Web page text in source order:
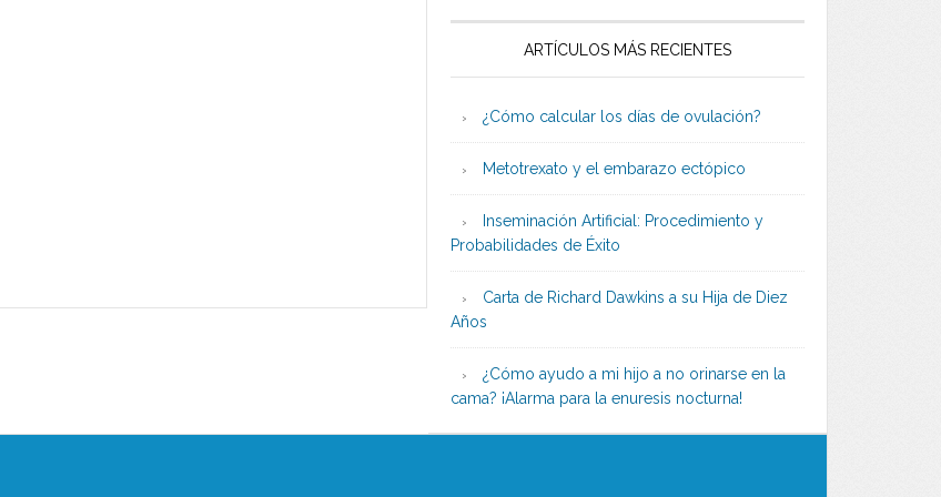
ARTÍCULOS MÁS RECIENTES
¿Cómo calcular los días de ovulación?
Metotrexato y el embarazo ectópico
Inseminación Artificial: Procedimiento y
Probabilidades de Éxito
Carta de Richard Dawkins a su Hija de Diez
Años
¿Cómo ayudo a mi hijo a no orinarse en la
cama? ¡Alarma para la enuresis nocturna!